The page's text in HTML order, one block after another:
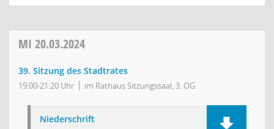
MI 20.03.2024
39. Sitzung des Stadtrates
19:00-21:20 Uhr im Rathaus Sitzungssaal, 3. OG
Niederschrift